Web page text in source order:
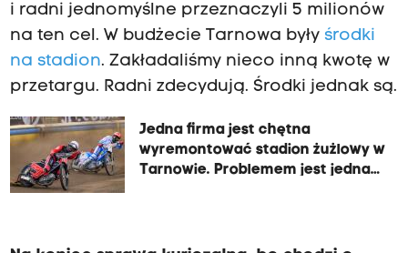
i radni jednomyślne przeznaczyli 5 milionów
na ten cel. W budżecie Tarnowa były środki
na stadion. Zakładaliśmy nieco inną kwotę w
przetargu. Radni zdecydują. Środki jednak są.
Jedna firma jest chętna
wyremontować stadion żużlowy w
Tarnowie. Problemem jest jednak